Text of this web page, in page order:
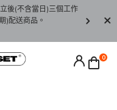
後(不含當日)三個工作
)配送商品。
請至
0